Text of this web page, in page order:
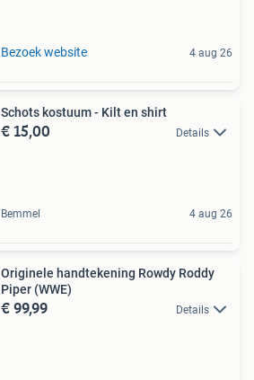
Bezoek website 4 aug 26
Schots kostuum - Kilt en shirt
€ 15,00 Details
Bemmel 4 aug 26
Originele handtekening Rowdy Roddy
Piper (WWE)
€ 99,99 Details